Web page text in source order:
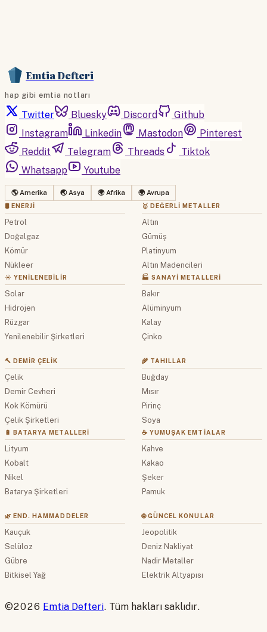
Emtia Defteri
hap gibi emtia notları
Twitter Bluesky Discord
Github
Instagram
Linkedin Mastodon
Pinterest
Reddit
Telegram Threads
Tiktok
Whatsapp
Youtube
🌎 Amerika 🌏 Asya 🌍 Afrika 🌍 Avrupa
🛢 ENERJI
Petrol
Doğalgaz
Kömür
Nükleer
☀️ YENILENEBILIR
Solar
Hidrojen
Rüzgar
Yenilenebilir Şirketleri
🥇 DEĞERLI METALLER
Altın
Gümüş
Platinyum
Altın Madencileri
🏭 SANAYI METALLERI
Bakır
Alüminyum
Kalay
Çinko
🔨 DEMIR ÇELIK
Çelik
Demir Cevheri
Kok Kömürü
Çelik Şirketleri
🔋 BATARYA METALLERI
Lityum
Kobalt
Nikel
Batarya Şirketleri
🌾 TAHILLAR
Buğday
Mısır
Pirinç
Soya
☕ YUMUŞAK EMTIALAR
Kahve
Kakao
Şeker
Pamuk
🌿 END. HAMMADDELER
Kauçuk
Selüloz
Gübre
Bitkisel Yağ
🌐 GÜNCEL KONULAR
Jeopolitik
Deniz Nakliyat
Nadir Metaller
Elektrik Altyapısı
©2026 Emtia Defteri. Tüm hakları saklıdır.